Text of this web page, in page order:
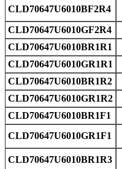
CLD70647U6010BF2R4
CLD70647U6010GF2R4
CLD70647U6010BR1R1
CLD70647U6010GR1R1
CLD70647U6010BR1R2
CLD70647U6010GR1R2
CLD70647U6010BR1F1
CLD70647U6010GR1F1
CLD70647U6010BR1R3